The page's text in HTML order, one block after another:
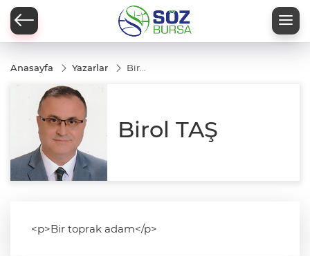
Anasayfa Yazarlar
Birol
Birol TAŞ
<p>Bir toprak adam</p>